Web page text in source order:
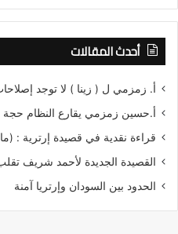
أحدث المقالات
أ. زمزمي ل ( زينا ) لا توجد
أ.حسين زمزمي يقارع النظام حجة
قراءة نقدية في قصيدة إرترية :
القصيدة الجديدة لأحمد شريف
الحدود بين السودان وإرتريا آمنة